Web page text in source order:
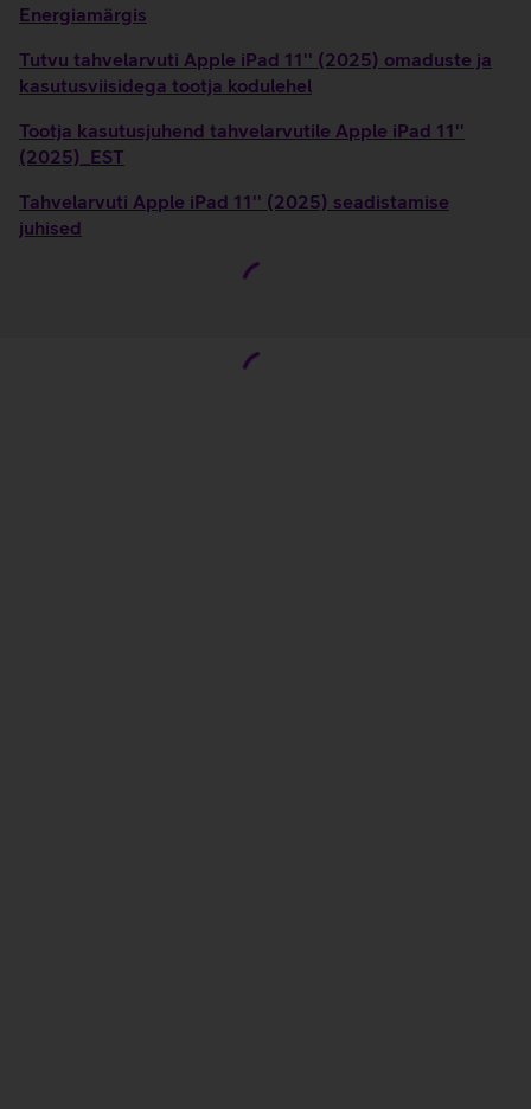
Energiamärgis
Tutvu tahvelarvuti Apple iPad 11'' (2025) omaduste ja
kasutusviisidega tootja kodulehel
Tootja kasutusjuhend tahvelarvutile Apple iPad 11''
(2025)_EST
Tahvelarvuti Apple iPad 11'' (2025) seadistamise
juhised